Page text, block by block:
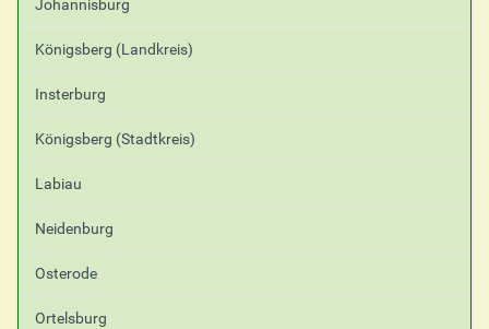
Johannisburg
Königsberg (Landkreis)
Insterburg
Königsberg (Stadtkreis)
Labiau
Neidenburg
Osterode
Ortelsburg